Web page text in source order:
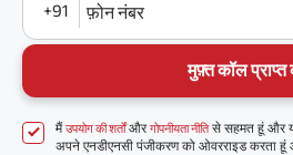
+91 फ़ोन नंबर
मुफ़्त कॉल प्राप्त
मैंउपयोग की शर्तोंऔरगोपनीयता नीतिसे सहमत हूं और
अपने एनडीएनसी पंजीकरण को ओवरराइड